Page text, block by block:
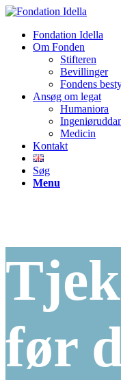
Fondation Idella
Om Fonden
Stifteren
Bevillinger
Fondens
Ansøg om legat
Humaniora
Medicin
Kontakt
Søg
Menu
før